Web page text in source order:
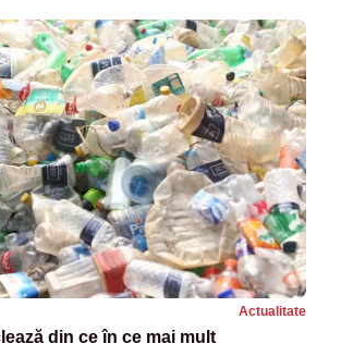
Actualitate
din ce în ce mai mult